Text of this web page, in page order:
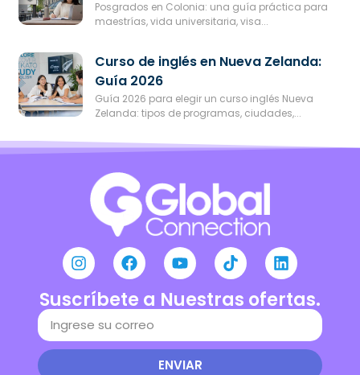
Posgrados en Colonia: una guía práctica para
maestrías, vida universitaria, visa...
Curso de inglés en Nueva Zelanda:
Guía 2026
Guía 2026 para elegir un curso inglés Nueva
Zelanda: tipos de programas, ciudades,...
Suscríbete a Nuestras ofertas.
ENVIAR